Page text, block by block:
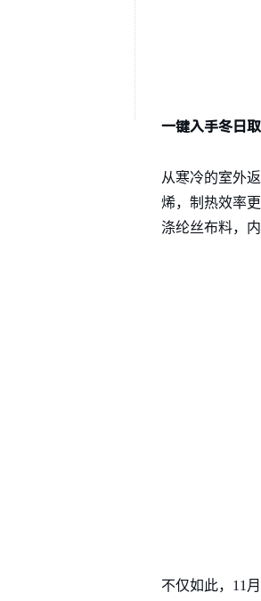
一键入手冬日
从寒冷的室外
烯，制热效率
涤纶丝布料，
不仅如此，11